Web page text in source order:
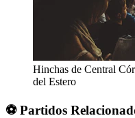
Hinchas de Central
del Estero
⚽ Partidos